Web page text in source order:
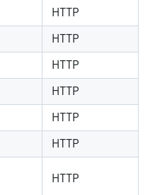
HTTP
HTTP
HTTP
HTTP
HTTP
HTTP
HTTP